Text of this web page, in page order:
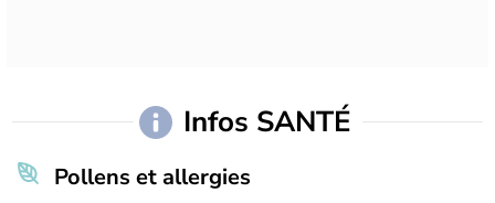
Infos SANTÉ
Pollens et allergies